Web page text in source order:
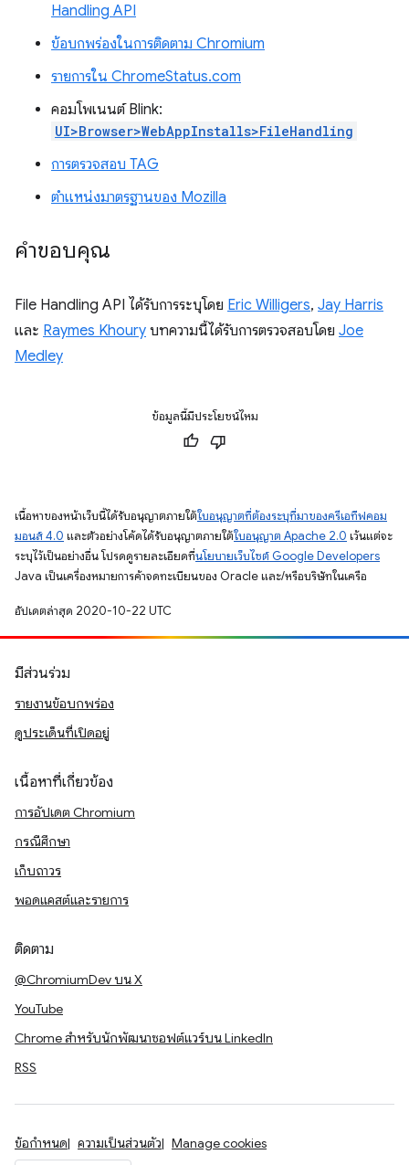
Handling API
ข้อบกพร่องในการติดตาม Chromium
รายการใน ChromeStatus.com
คอมโพเนนต์ Blink:
UI>Browser>WebAppInstalls>FileHandling
การตรวจสอบ TAG
ตำแหน่งมาตรฐานของ Mozilla
คำขอบคุณ
File Handling API ได้รับการระบุโดย Eric Willigers, Jay Harris
และ Raymes Khoury บทความนี้ได้รับการตรวจสอบโดย Joe
Medley
ข้อมูลนี้มีประโยชน์ไหม
เนื้อหาของหน้าเว็บนี้ได้รับอนุญาตภายใต้ใบอนุญาตที่ต้องระบุที่มาของครีเอทีฟคอม
มอนส์ 4.0 และตัวอย่างโค้ดได้รับอนุญาตภายใต้ใบอนุญาต Apache 2.0 เว้นแต่จะ
ระบุไว้เป็นอย่างอื่น โปรดดูรายละเอียดที่นโยบายเว็บไซต์ Google Developers
Java เป็นเครื่องหมายการค้าจดทะเบียนของ Oracle และ/หรือบริษัทในเครือ
อัปเดตล่าสุด 2020-10-22 UTC
มีส่วนร่วม
รายงานข้อบกพร่อง
ดูประเด็นที่เปิดอยู่
เนื้อหาที่เกี่ยวข้อง
การอัปเดต Chromium
กรณีศึกษา
เก็บถาวร
พอดแคสต์และรายการ
ติดตาม
@ChromiumDev บน X
YouTube
Chrome สำหรับนักพัฒนาซอฟต์แวร์บน LinkedIn
RSS
ข้อกำหนด ความเป็นส่วนตัว Manage cookies